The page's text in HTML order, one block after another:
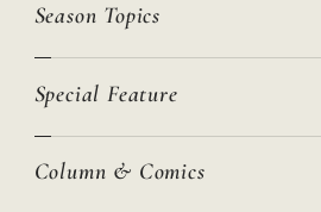
Season Topics
真夏のひんやりグッズ 2026
ニトリ・イケア・無印良品で賢くおしゃれな
Special Feature
2026年春夏 トレンドファッションニュース
Column & Comics